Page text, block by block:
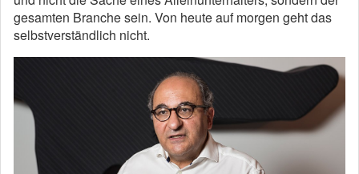
gesamten Branche sein. Von heute auf morgen geht das
selbstverständlich nicht.